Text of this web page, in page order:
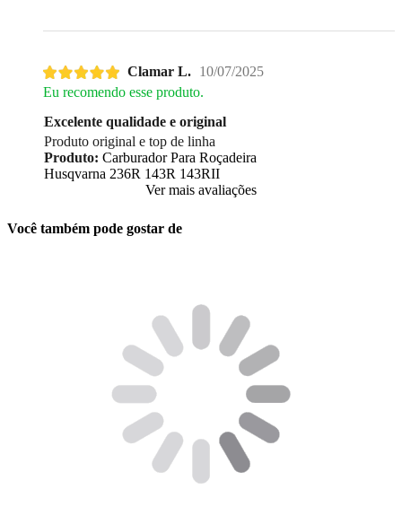
Clamar L. 10/07/2025
Eu recomendo esse produto.
Excelente qualidade e original
Produto original e top de linha
Produto: Carburador Para Roçadeira
Husqvarna 236R 143R 143RII
Ver mais avaliações
Você também pode gostar de